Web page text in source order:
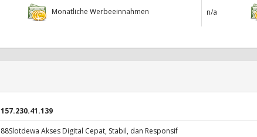
Monatliche Werbeeinnahmen n/a
157.230.41.139
88Slotdewa Akses Digital Cepat, Stabil, dan Responsif